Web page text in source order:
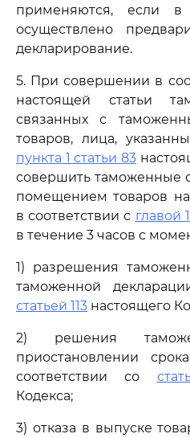
применяются, если в
осуществлено
декларирование.
5. При совершении в
настоящей статьи
связанных с
товаров, лица,
пункта 1 статьи 83
совершить таможенные
помещением товаров
в соответствии с главой
в течение 3 часов с
1) разрешения
таможенной
статьей 113 настоящего
2) решения
приостановлении
соответствии со
Кодекса;
3) отказа в выпуске